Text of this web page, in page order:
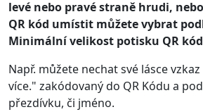
levé nebo pravé straně hrudi,
QR kód umístit můžete vybrat
Minimální velikost potisku QR
Např. můžete nechat své lásce
více." zakódovaný do QR Kódu a
přezdívku, či jméno.